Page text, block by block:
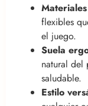
flexibles
el juego.
Suela
natural del
saludable.
Estilo